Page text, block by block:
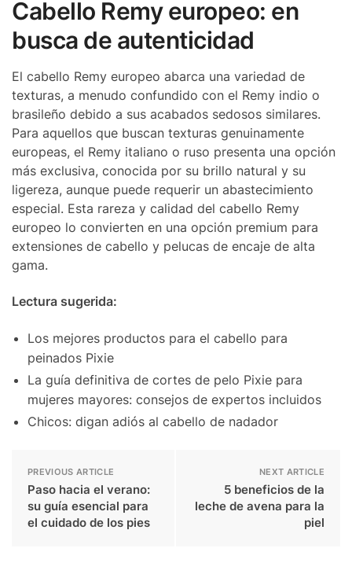
Cabello Remy europeo: en
busca de autenticidad
El cabello Remy europeo abarca una variedad de
texturas, a menudo confundido con el Remy indio o
brasileño debido a sus acabados sedosos similares.
Para aquellos que buscan texturas genuinamente
europeas, el Remy italiano o ruso presenta una opción
más exclusiva, conocida por su brillo natural y su
ligereza, aunque puede requerir un abastecimiento
especial. Esta rareza y calidad del cabello Remy
europeo lo convierten en una opción premium para
extensiones de cabello y pelucas de encaje de alta
gama.
Lectura sugerida:
Los mejores productos para el cabello para
peinados Pixie
La guía definitiva de cortes de pelo Pixie para
mujeres mayores: consejos de expertos incluidos
Chicos: digan adiós al cabello de nadador
PREVIOUS ARTICLE
Paso hacia el verano:
su guía esencial para
el cuidado de los pies
NEXT ARTICLE
5 beneficios de la
leche de avena para la
piel